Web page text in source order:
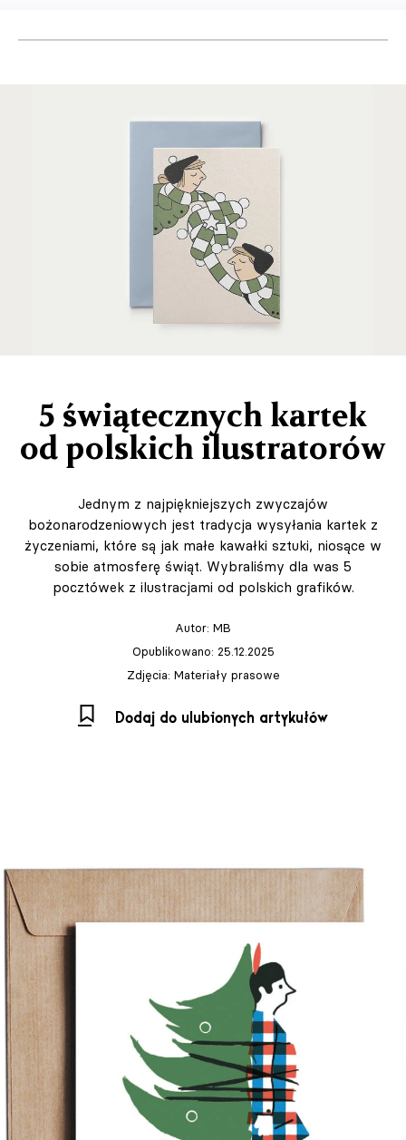
5 świątecznych kartek
od polskich ilustratorów
Jednym z najpiękniejszych zwyczajów
bożonarodzeniowych jest tradycja wysyłania kartek z
życzeniami, które są jak małe kawałki sztuki, niosące w
sobie atmosferę świąt. Wybraliśmy dla was 5
pocztówek z ilustracjami od polskich grafików.
Autor: MB
Opublikowano: 25.12.2025
Zdjęcia: Materiały prasowe
Dodaj do ulubionych artykułów